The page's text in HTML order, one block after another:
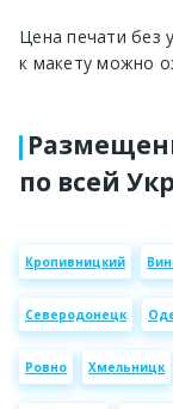
Цена печати без
к макету можно
по всей
Кропивницкий
Северодонецк
Ровно Хмельницк